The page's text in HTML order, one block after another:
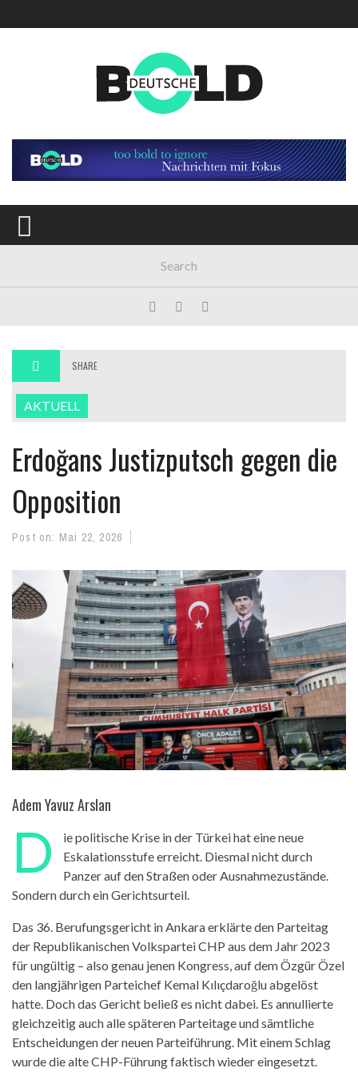
GESELLSCHAFT
POLITIK
WIRTSCHAFT
MEINUNG
SHARE
AKTUELL
Erdoğans Justizputsch gegen die
Opposition
Post on: Mai 22, 2026
Adem Yavuz Arslan
D
ie politische Krise in der Türkei hat eine neue
Eskalationsstufe erreicht. Diesmal nicht durch
Panzer auf den Straßen oder Ausnahmezustände.
Sondern durch ein Gerichtsurteil.
Das 36. Berufungsgericht in Ankara erklärte den Parteitag
der Republikanischen Volkspartei CHP aus dem Jahr 2023
für ungültig – also genau jenen Kongress, auf dem Özgür Özel
den langjährigen Parteichef Kemal Kılıçdaroğlu abgelöst
hatte. Doch das Gericht beließ es nicht dabei. Es annullierte
gleichzeitig auch alle späteren Parteitage und sämtliche
Entscheidungen der neuen Parteiführung. Mit einem Schlag
wurde die alte CHP-Führung faktisch wieder eingesetzt.